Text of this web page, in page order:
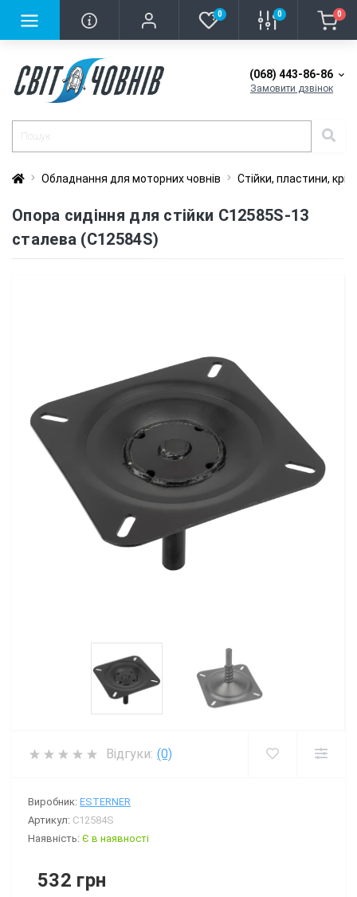
0 0 0
(068) 443-86-86
Замовити дзвінок
Обладнання для моторних човнів Стійки, пластини,
Опора сидіння для стійки C12585S-13
сталева (C12584S)
Відгуки: (0)
Виробник: ESTERNER
Артикул: C12584S
Наявність: Є в наявності
532 грн